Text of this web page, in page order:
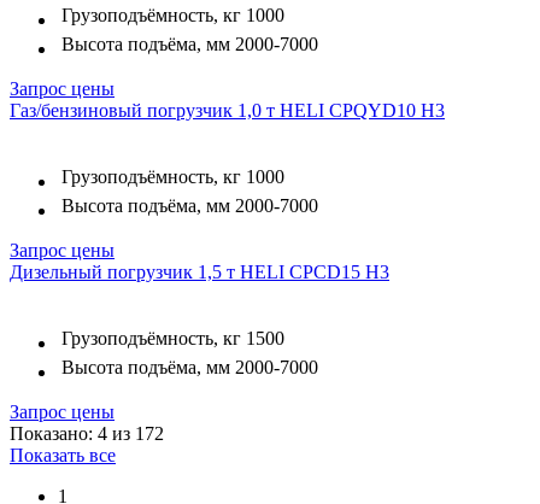
Грузоподъёмность, кг 1000
Высота подъёма, мм 2000-7000
Запрос цены
Газ/бензиновый погрузчик 1,0 т HELI CPQYD10 H3
Грузоподъёмность, кг 1000
Высота подъёма, мм 2000-7000
Запрос цены
Дизельный погрузчик 1,5 т HELI CPСD15 H3
Грузоподъёмность, кг 1500
Высота подъёма, мм 2000-7000
Запрос цены
Показано: 4 из 172
Показать все
1